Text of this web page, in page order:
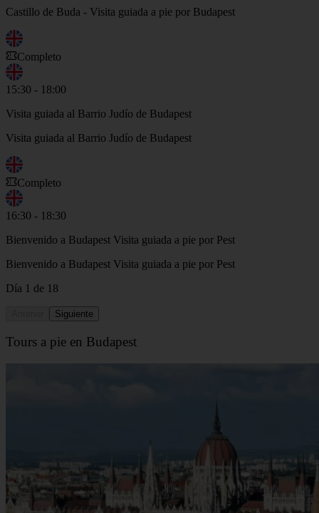
Castillo de Buda - Visita guiada a pie por Budapest
Completo
15:30 - 18:00
Visita guiada al Barrio Judío de Budapest
Visita guiada al Barrio Judío de Budapest
Completo
16:30 - 18:30
Bienvenido a Budapest Visita guiada a pie por Pest
Bienvenido a Budapest Visita guiada a pie por Pest
Día 1 de 18
Siguiente
Tours a pie en Budapest